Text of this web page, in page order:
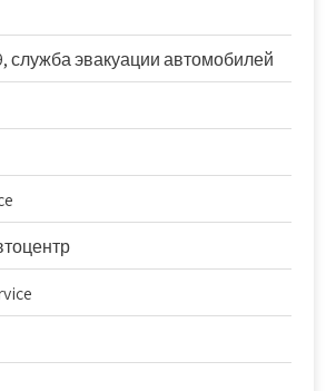
служба эвакуации автомобилей